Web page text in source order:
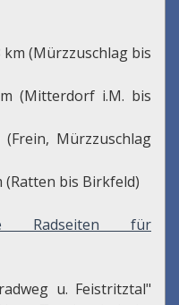
km (Mürzzuschlag bis
(Mitterdorf i.M. bis
Mürzzuschlag
(Ratten bis Birkfeld)
Radseiten für
u. Feistritztal"